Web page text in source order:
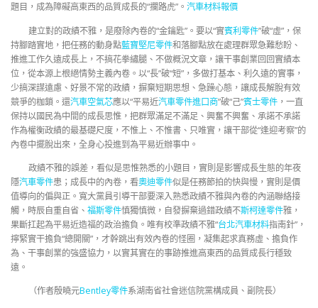
題目，成為障礙高東西的品質成長的“攔路虎”。 汽車材料報價
建立對的政績不雅，是廢除內卷的“金鑰匙”。要以“實賓利零件”破“虛”，保
持腳踏實地，把任務的動身點藍寶堅尼零件和落腳點放在處理群眾急難愁盼、
推進工作久遠成長上，不搞花拳繡腿、不做概況文章，讓干事創業回回實績本
位，從本源上根絕情勢主義內卷。以“長”破“短”，多做打基本、利久遠的實事，
少搞深謀遠慮、好景不常的政績，摒棄短期思想、急躁心態，讓成長解脫有效
競爭的枷鎖。還汽車空氣芯應以“平易近汽車零件進口商”破“己”賓士零件 ，一直
保持以國民為中間的成長思惟，把群眾滿足不滿足、興奮不興奮、承諾不承諾
作為權衡政績的最基礎尺度，不惟上、不惟書、只唯實，讓干部從“逢迎考察”的
內卷中擺脫出來，全身心投進到為平易近辦事中。
政績不雅的誤差，看似是思惟熟悉的小題目，實則是影響成長生態的年夜
隱汽車零件患；成長中的內卷，看奧迪零件似是任務節拍的快與慢，實則是價
值導向的偏與正。寬大黨員引導干部要深入熟悉政績不雅與內卷的內涵聯絡接
觸，時辰自重自省、 福斯零件慎獨慎微，自發摒棄過錯政績不斯柯達零件雅，
果斷扛起為平易近造福的政治擔負。唯有校準政績不雅“台北汽車材料指南針”，
擰緊實干擔負“總開關”，才幹跳出有效內卷的怪圈，凝集起求真務虛、擔負作
為、干事創業的強盛協力，以實其實在的事跡推進高東西的品質成長行穩致
遠。
（作者殷曉元Bentley零件系湖南省社會迷信院黨構成員、副院長）